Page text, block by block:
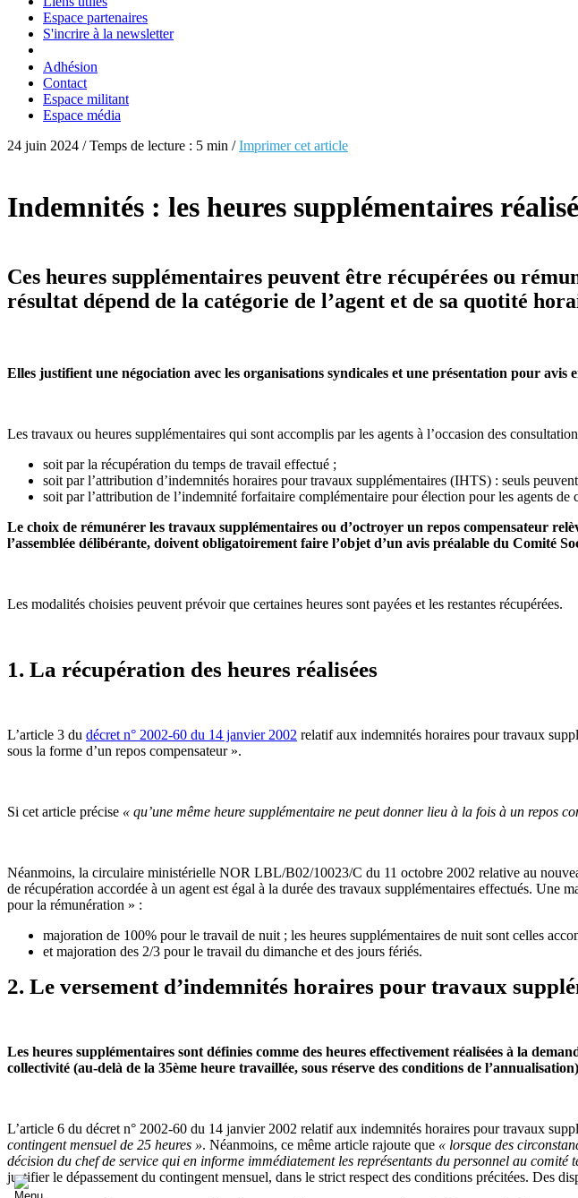
Espace partenaires
S'incrire à la newsletter
Adhésion
Contact
Espace militant
Espace média
24 juin 2024 / Temps de lecture : 5 min /Imprimer cet article
Indemnités : les heures supplémentaires
Ces heures supplémentaires peuvent être récupérées ou
résultat dépend de la catégorie de l’agent et de sa quotité
Elles justifient une négociation avec les organisations syndicales et une présentation pour
Les travaux ou heures supplémentaires qui sont accomplis par les agents à l’occasion des
soit par la récupération du temps de travail effectué ;
soit par l’attribution d’indemnités horaires pour travaux supplémentaires (IHTS) : seuls
soit par l’attribution de l’indemnité forfaitaire complémentaire pour élection pour les agents de
Le choix de rémunérer les travaux supplémentaires ou d’octroyer un repos compensateur
l’assemblée délibérante, doivent obligatoirement faire l’objet d’un avis préalable du Comité
Les modalités choisies peuvent prévoir que certaines heures sont payées et les restantes récupérées.
1. La récupération des heures réalisées
L’article 3 du décret n° 2002-60 du 14 janvier 2002 relatif aux indemnités horaires pour travaux
sous la forme d’un repos compensateur ».
Si cet article précise « qu’une même heure supplémentaire ne peut donner lieu à la fois à un repos
Néanmoins, la circulaire ministérielle NOR LBL/B02/10023/C du 11 octobre 2002 relative au
de récupération accordée à un agent est égal à la durée des travaux supplémentaires effectués.
pour la rémunération » :
majoration de 100% pour le travail de nuit ; les heures supplémentaires de nuit sont celles
et majoration des 2/3 pour le travail du dimanche et des jours fériés.
2. Le versement d’indemnités horaires pour travaux
Les heures supplémentaires sont définies comme des heures effectivement réalisées à la
collectivité (au-delà de la 35ème heure travaillée, sous réserve des conditions de
L’article 6 du décret n° 2002-60 du 14 janvier 2002 relatif aux indemnités horaires pour travaux
contingent mensuel de 25 heures ». Néanmoins, ce même article rajoute que « lorsque des
décision du chef de service qui en informe immédiatement les représentants du personnel au comité
justifier le dépassement du contingent mensuel, dans le strict respect des conditions précitées. Des